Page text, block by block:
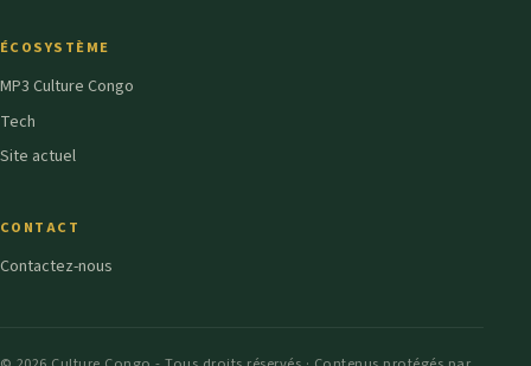
ÉCOSYSTÈME
MP3 Culture Congo
Tech
Site actuel
CONTACT
Contactez-nous